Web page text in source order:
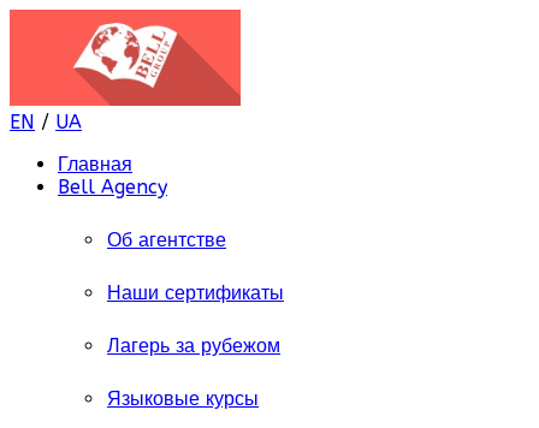
EN / UA
Главная
Bell Agency
Об агентстве
Наши сертификаты
Лагерь за рубежом
Языковые курсы